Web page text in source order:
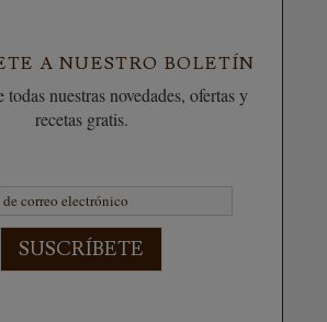
A NUESTRO BOLETÍN
nuestras novedades, ofertas y
recetas gratis.
SUSCRÍBETE